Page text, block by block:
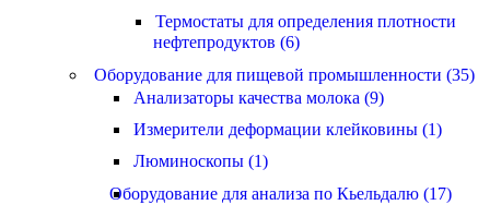
Термостаты для определения плотности
нефтепродуктов (6)
Оборудование для пищевой промышленности (35)
Анализаторы качества молока (9)
Измерители деформации клейковины (1)
Люминоскопы (1)
Оборудование для анализа по Кьельдалю (17)